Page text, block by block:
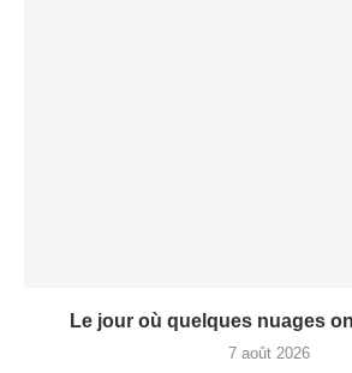
Le jour où quelques nuages
7 août 2026